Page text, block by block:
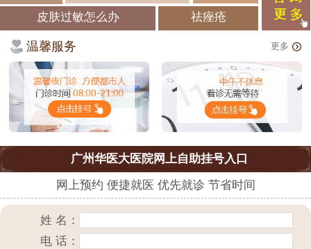
皮肤过敏怎么办 祛痤疮
温馨服务 更多
广州华医大医院网上自助挂号入口
网上预约 便捷就医 优先就诊 节省时间
姓 名：
电 话：